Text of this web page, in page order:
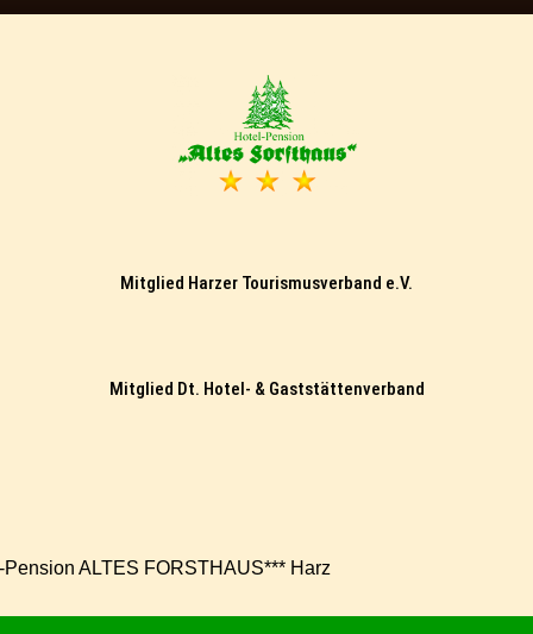
Mitglied Harzer Tourismusverband e.V.
Mitglied Dt. Hotel- & Gaststättenverband
Pension ALTES FORSTHAUS*** Harz